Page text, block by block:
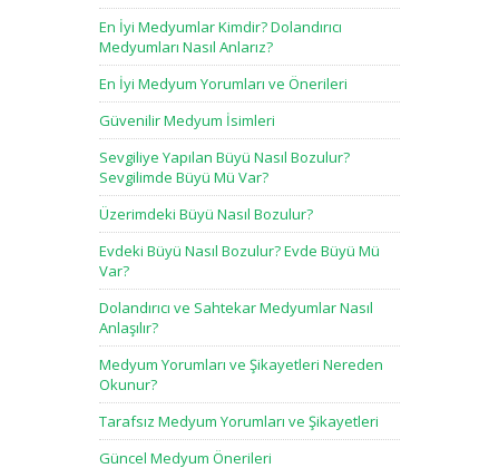
En İyi Medyumlar Kimdir? Dolandırıcı
Medyumları Nasıl Anlarız?
En İyi Medyum Yorumları ve Önerileri
Güvenilir Medyum İsimleri
Sevgiliye Yapılan Büyü Nasıl Bozulur?
Sevgilimde Büyü Mü Var?
Üzerimdeki Büyü Nasıl Bozulur?
Evdeki Büyü Nasıl Bozulur? Evde Büyü Mü
Var?
Dolandırıcı ve Sahtekar Medyumlar Nasıl
Anlaşılır?
Medyum Yorumları ve Şikayetleri Nereden
Okunur?
Tarafsız Medyum Yorumları ve Şikayetleri
Güncel Medyum Önerileri